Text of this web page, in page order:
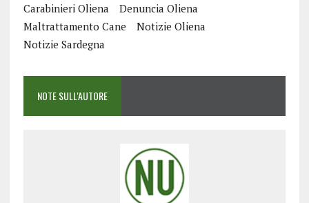
Carabinieri Oliena
Denuncia Oliena
Maltrattamento Cane
Notizie Oliena
Notizie Sardegna
NOTE SULL'AUTORE